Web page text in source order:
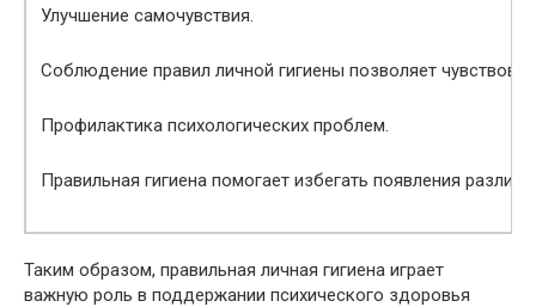
Улучшение самочувствия.
Соблюдение правил личной гигиены позволяет
Профилактика психологических проблем.
Правильная гигиена помогает избегать появления
Таким образом, правильная личная гигиена играет
важную роль в поддержании психического здоровья